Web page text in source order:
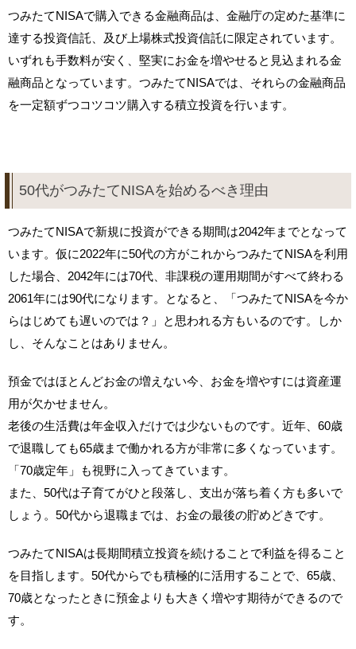
つみたてNISAで購入できる金融商品は、金融庁の定めた基準に
達する投資信託、及び上場株式投資信託に限定されています。
いずれも手数料が安く、堅実にお金を増やせると見込まれる金
融商品となっています。つみたてNISAでは、それらの金融商品
を一定額ずつコツコツ購入する積立投資を行います。
50代がつみたてNISAを始めるべき理由
つみたてNISAで新規に投資ができる期間は2042年までとなって
います。仮に2022年に50代の方がこれからつみたてNISAを利用
した場合、2042年には70代、非課税の運用期間がすべて終わる
2061年には90代になります。となると、「つみたてNISAを今か
らはじめても遅いのでは？」と思われる方もいるのです。しか
し、そんなことはありません。
預金ではほとんどお金の増えない今、お金を増やすには資産運
用が欠かせません。
老後の生活費は年金収入だけでは少ないものです。近年、60歳
で退職しても65歳まで働かれる方が非常に多くなっています。
「70歳定年」も視野に入ってきています。
また、50代は子育てがひと段落し、支出が落ち着く方も多いで
しょう。50代から退職までは、お金の最後の貯めどきです。
つみたてNISAは長期間積立投資を続けることで利益を得ること
を目指します。50代からでも積極的に活用することで、65歳、
70歳となったときに預金よりも大きく増やす期待ができるので
す。